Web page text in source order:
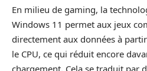
En milieu de gaming, la
Windows 11 permet aux jeux
directement aux données à
le CPU, ce qui réduit encore
chargement. Cela se traduit par